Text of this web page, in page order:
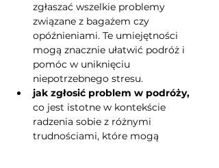
zgłaszać wszelkie problemy
związane z bagażem czy
opóźnieniami. Te umiejętności
mogą znacznie ułatwić podróż i
pomóc w uniknięciu
niepotrzebnego stresu.
jak zgłosić problem w podróży,
co jest istotne w kontekście
radzenia sobie z różnymi
trudnościami, które mogą